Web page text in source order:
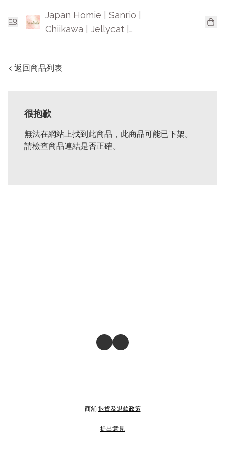
Japan Homie | Sanrio |
Chiikawa | Jellycat |
< 返回商品列表
很抱歉
無法在網站上找到此商品，此商品可能已下架。
請檢查商品連結是否正確。
商舖 退貨及退款政策
提出意見